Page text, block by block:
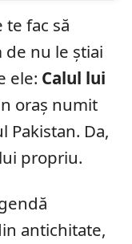
te fac să
nu le știai
ele: Calul lui
oraș numit
Pakistan. Da,
propriu.
antichitate,